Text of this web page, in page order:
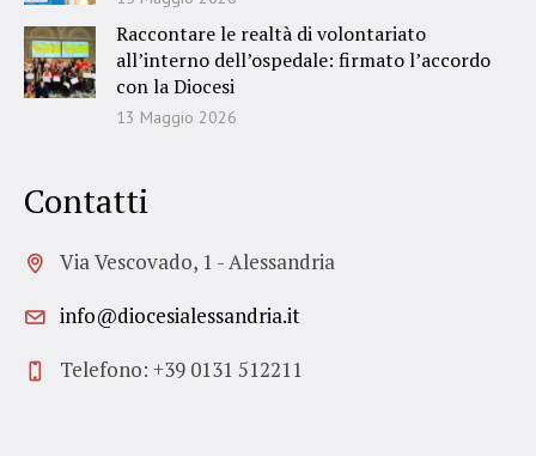
Raccontare le realtà di volontariato
all’interno dell’ospedale: firmato l’accordo
con la Diocesi
13 Maggio 2026
Contatti
Via Vescovado, 1 - Alessandria
info@diocesialessandria.it
Telefono: +39 0131 512211